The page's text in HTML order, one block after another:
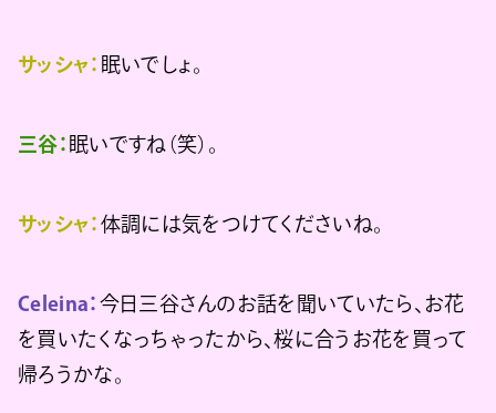
サッシャ： 眠いでしょ。
三谷： 眠いですね（笑）。
サッシャ： 体調には気をつけてくださいね。
Celeina： 今日三谷さんのお話を聞いていたら、お花
を買いたくなっちゃったから、桜に合うお花を買って
帰ろうかな。